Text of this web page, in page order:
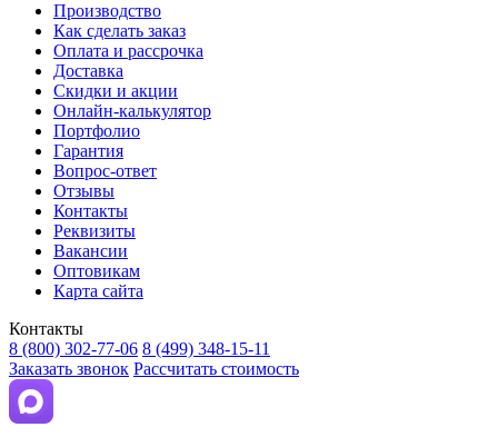
Производство
Как сделать заказ
Оплата и рассрочка
Доставка
Скидки и акции
Онлайн-калькулятор
Портфолио
Гарантия
Вопрос-ответ
Отзывы
Контакты
Реквизиты
Вакансии
Оптовикам
Карта сайта
Контакты
8 (800) 302-77-06 8 (499) 348-15-11
Заказать звонок Рассчитать стоимость